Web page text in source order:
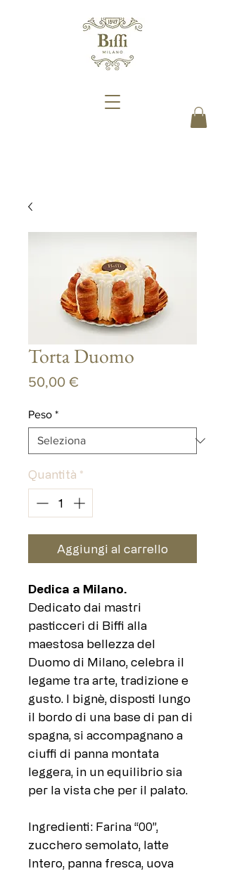
Torta Duomo
50,00 €
Peso *
Quantità *
Aggiungi al carrello
Dedica a Milano.
Dedicato dai mastri
pasticceri di Biffi alla
maestosa bellezza del
Duomo di Milano, celebra il
legame tra arte, tradizione e
gusto. I bignè, disposti lungo
il bordo di una base di pan di
spagna, si accompagnano a
ciuffi di panna montata
leggera, in un equilibrio sia
per la vista che per il palato.
Ingredienti: Farina “00”,
zucchero semolato, latte
Intero, panna fresca, uova